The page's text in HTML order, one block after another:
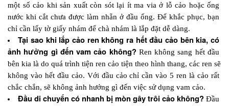
một số cảo khi sản xuất còn sót lại ít ma via ở lỗ cảo hoặc ống
nước khi cắt chưa được làm nhẵn ở đầu ống. Để khắc phục, bạn
chỉ cần lấy tờ giấy nhám để chà nhám là lắp đặt dễ dàng.
Tại sao khi lắp cảo ren không ra hết đầu cảo bên kia, có
ảnh hưởng gì đến vam cảo không? Ren không sang hết đầu
bên kia là do quá trình tiện ren cảo tiện theo hình thang, các ren sẽ
không vào hết đầu cảo. Với đầu cảo chỉ cần vào 5 ren là cảo rất
chắc chắn, sẽ không ảnh hưởng gì đến việc sử dụng vam cảo.
Đầu di chuyển có nhanh bị mòn gây trôi cảo không? Đầu